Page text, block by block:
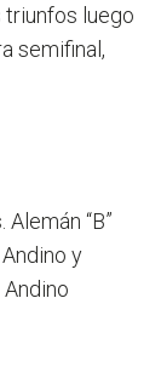
triunfos luego
semifinal,
“B”
y